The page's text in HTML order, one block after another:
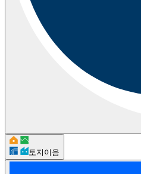
토지이음